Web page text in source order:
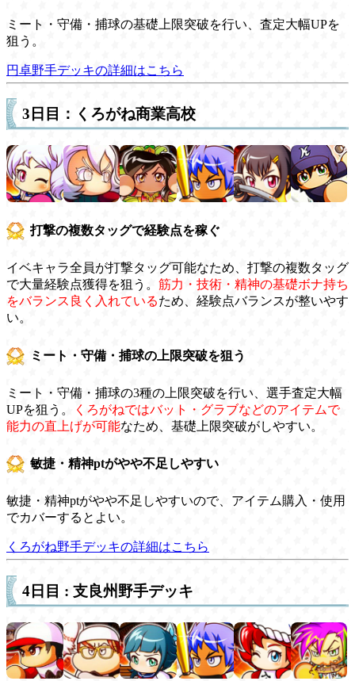
ミート・守備・捕球の基礎上限突破を行い、査定大幅UPを
狙う。
円卓野手デッキの詳細はこちら
3日目：くろがね商業高校
打撃の複数タッグで経験点を稼ぐ
イベキャラ全員が打撃タッグ可能なため、打撃の複数タッグ
で大量経験点獲得を狙う。 筋力・技術・精神の基礎ボナ持ち
をバランス良く入れているため、経験点バランスが整いやす
い。
ミート・守備・捕球の上限突破を狙う
ミート・守備・捕球の3種の上限突破を行い、選手査定大幅
UPを狙う。
くろがねではバット・グラブなどのアイテムで
能力の直上げが可能なため、基礎上限突破がしやすい。
敏捷・精神ptがやや不足しやすい
敏捷・精神ptがやや不足しやすいので、アイテム購入・使用
でカバーするとよい。
くろがね野手デッキの詳細はこちら
4日目 : 支良州野手デッキ